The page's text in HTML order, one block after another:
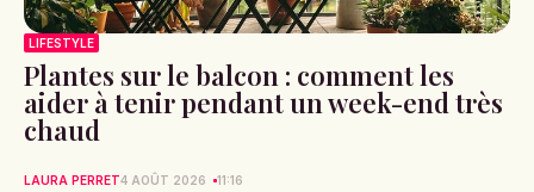
LIFESTYLE
Plantes sur le balcon : comment les
aider à tenir pendant un week-end très
chaud
LAURA PERRET4 AOÛT 2026 11:16